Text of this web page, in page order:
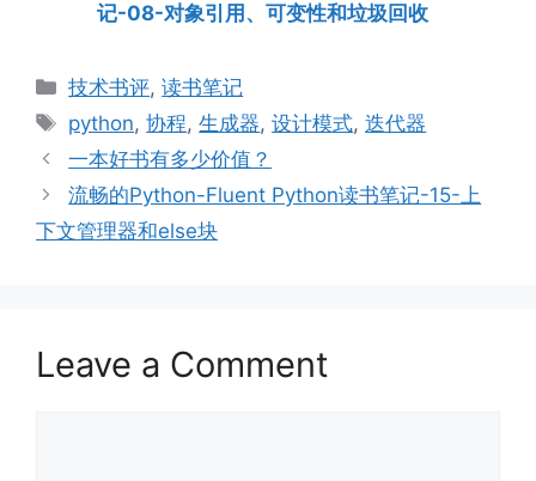
记-08-对象引用、可变性和垃圾回收
Categories
技术书评,读书笔记
Tags
python,协程,生成器,设计模式,迭代器
一本好书有多少价值？
流畅的Python-Fluent Python读书笔记-15-上
下文管理器和else块
Leave a Comment